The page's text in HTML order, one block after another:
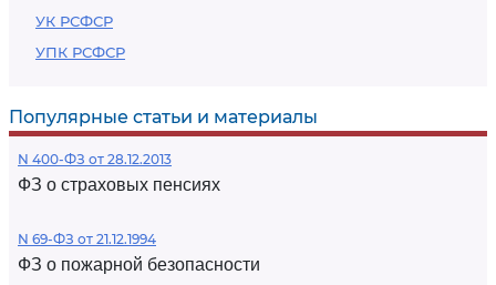
УК РСФСР
УПК РСФСР
Популярные статьи и материалы
N 400-ФЗ от 28.12.2013
ФЗ о страховых пенсиях
N 69-ФЗ от 21.12.1994
ФЗ о пожарной безопасности